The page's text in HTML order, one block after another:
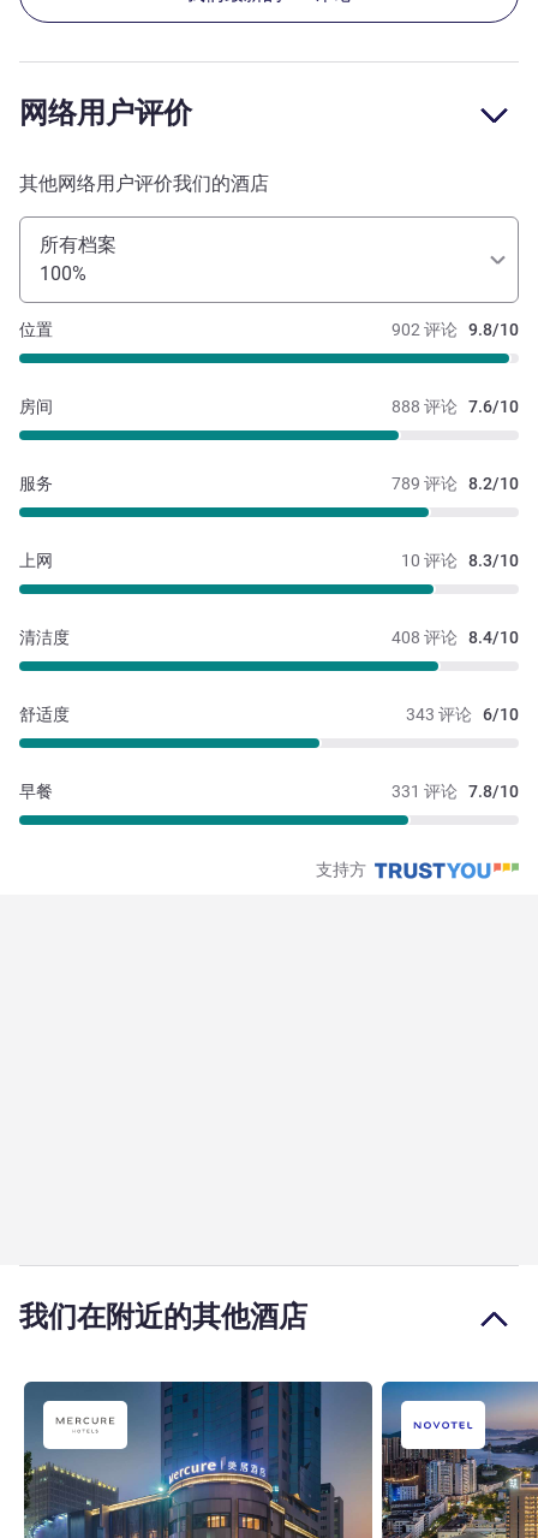
网络用户评价
其他网络用户评价我们的酒店
所有档案
100%
902 评论 9.8/10
位置
888 评论 7.6/10
房间
789 评论 8.2/10
服务
10 评论 8.3/10
上网
408 评论 8.4/10
清洁度
343 评论 6/10
舒适度
331 评论 7.8/10
早餐
支持方
我们在附近的其他酒店